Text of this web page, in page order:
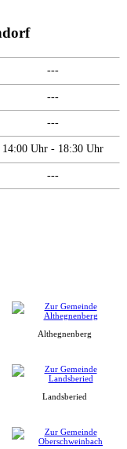
---
---
---
14:00 Uhr - 18:30 Uhr
---
Althegnenberg
Landsberied